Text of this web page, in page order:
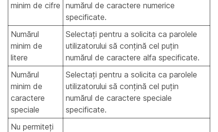
minim de cifre numărul de caractere numerice
specificate.
Numărul
minim de
litere
Selectați pentru a solicita ca parolele
utilizatorului să conțină cel puțin
numărul de caractere alfa specificate.
Numărul
minim de
caractere
speciale
Selectați pentru a solicita ca parolele
utilizatorului să conțină cel puțin
numărul de caractere speciale
specificate.
Nu permiteți